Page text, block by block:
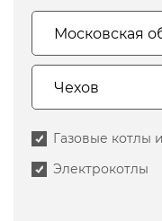
Газовые котлы
Электрокотлы